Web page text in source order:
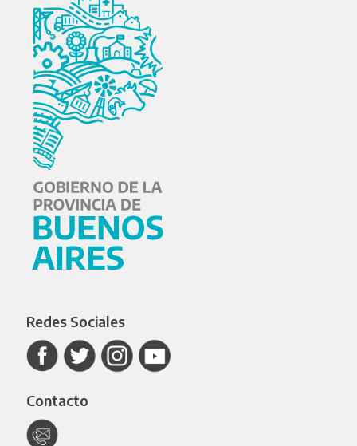
Redes Sociales
Contacto